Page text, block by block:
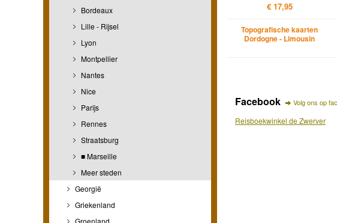
Bordeaux
Lille - Rijsel
Lyon
Montpellier
Nantes
Nice
Parijs
Rennes
Straatsburg
■ Marseille
Meer steden
Georgië
Griekenland
Groenland
€ 17,95
Topografische kaarten
Dordogne - Limousin
Facebook Volg ons op
Reisboekwinkel de Zwerver